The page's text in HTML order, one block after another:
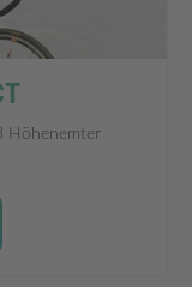
Höhenemter